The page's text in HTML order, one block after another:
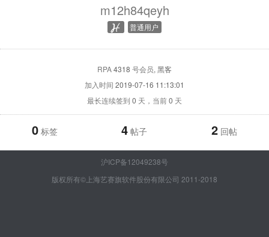
m12h84qeyh
普通用户
RPA4318 号会员, 黑客
加入时间 2019-07-16 11:13:01
最长连续签到 0 天，当前0 天
0 标签 4 帖子 2 回帖
沪ICP备12049238号
版权所有©上海艺赛旗软件股份有限公司 2011-2018